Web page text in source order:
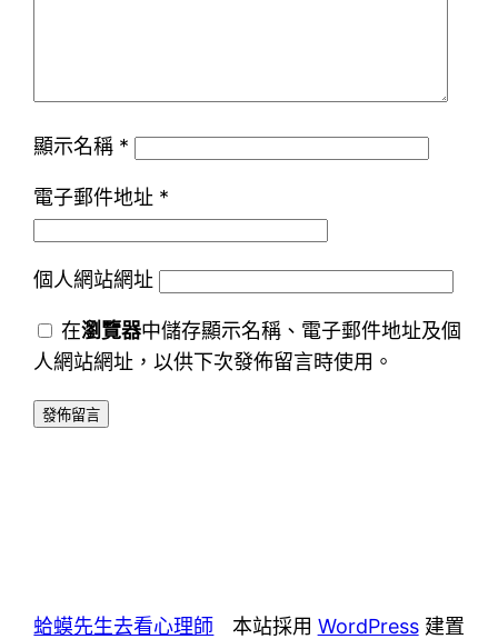
顯示名稱 *
電子郵件地址 *
個人網站網址
在瀏覽器中儲存顯示名稱、電子郵件地址及個
人網站網址，以供下次發佈留言時使用。
蛤蟆先生去看心理師 本站採用 WordPress建置